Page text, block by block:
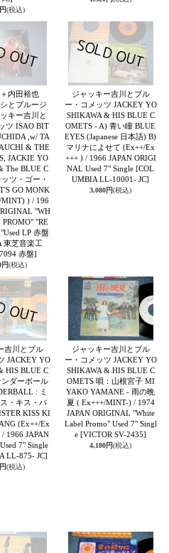
(税込)
＋内田裕也
とブルージ
キー吉川と
ツ ISAO BIT
,w/ TA
& THE
JACKIE YO
The BLUE C
ツ・ゴー・
GO MONK
MINT) ) / 196
"WH
"RE
LP 赤盤
東芝音楽工
赤盤]
(税込)
ジャッキー吉川とブル
ー・コメッツ JACKEY YO
SHIKAWA & HIS BLUE C
OMETS - A) 青い瞳 BLUE
EYES (Japanese 日本語) B)
マリナによせて (Ex++/Ex
+++ ) / 1966 JAPAN ORIGI
NAL Used 7" Single [COL
UMBIA LL-10001- JC]
3,080円(税込)
吉川とブル
JACKEY YO
HIS BLUE C
ダーボール
: ミ
・キス・バ
KISS KI
(Ex++/Ex
1966 JAPAN
7" Single
LL-875- JC]
(税込)
ジャッキー吉川とブル
ー・コメッツ JACKEY YO
SHIKAWA & HIS BLUE C
OMETS 唄：山根宮子 MI
YAKO YAMANE - 雨の晩
夏 ( Ex+++/MINT-) / 1974
JAPAN ORIGINAL "White
Label Promo" Used 7" Singl
e [VICTOR SV-2435]
4,180円(税込)